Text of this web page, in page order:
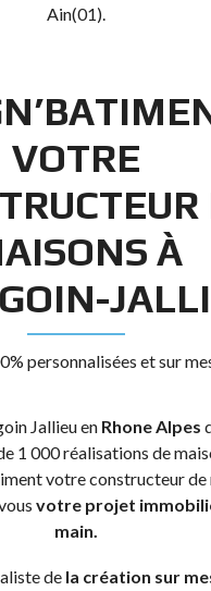
Ain(01).
VOTRE
À
personnalisées et sur
Jallieuen Rhone Alpes
1 000 réalisations de
votre constructeur de
votre projet
main.
dela création sur